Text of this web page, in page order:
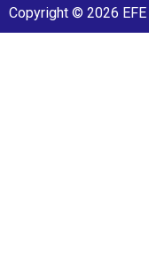
Copyright © 2026